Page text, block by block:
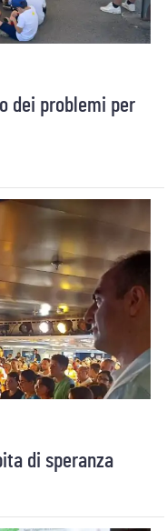
dei problemi per
di speranza